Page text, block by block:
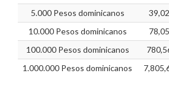
5.000 Pesos dominicanos
10.000 Pesos dominicanos
100.000 Pesos dominicanos
1.000.000 Pesos dominicanos